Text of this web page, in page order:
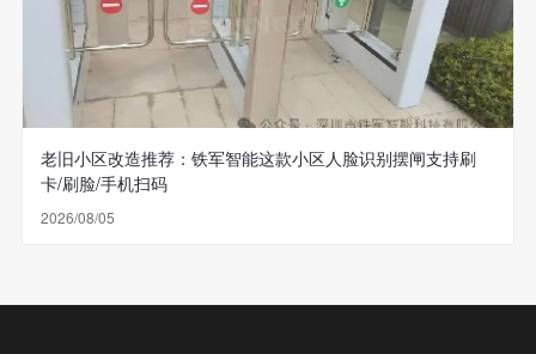
老旧小区改造推荐：铁军智能这款小区人脸识别摆闸支持刷
卡/刷脸/手机扫码
2026/08/05